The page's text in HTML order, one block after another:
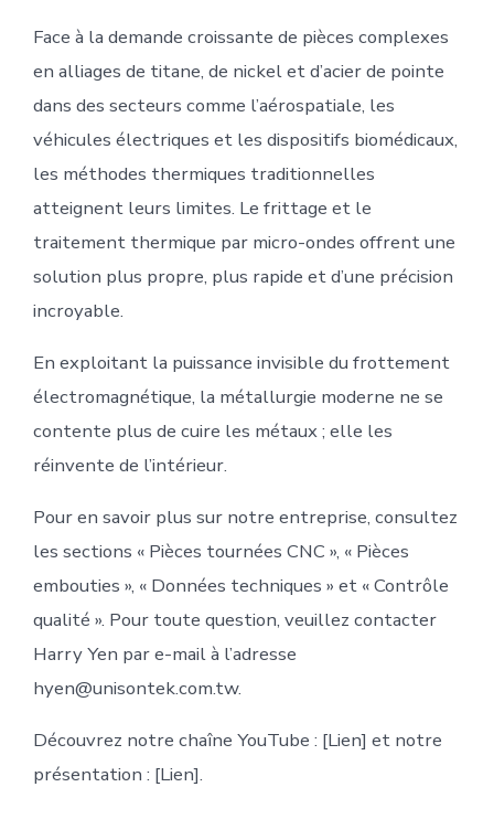
Face à la demande croissante de pièces complexes
en alliages de titane, de nickel et d’acier de pointe
dans des secteurs comme l’aérospatiale, les
véhicules électriques et les dispositifs biomédicaux,
les méthodes thermiques traditionnelles
atteignent leurs limites. Le frittage et le
traitement thermique par micro-ondes offrent une
solution plus propre, plus rapide et d’une précision
incroyable.
En exploitant la puissance invisible du frottement
électromagnétique, la métallurgie moderne ne se
contente plus de cuire les métaux ; elle les
réinvente de l’intérieur.
Pour en savoir plus sur notre entreprise, consultez
les sections « Pièces tournées CNC », « Pièces
embouties », « Données techniques » et « Contrôle
qualité ». Pour toute question, veuillez contacter
Harry Yen par e-mail à l’adresse
hyen@unisontek.com.tw.
Découvrez notre chaîne YouTube : [Lien] et notre
présentation : [Lien].